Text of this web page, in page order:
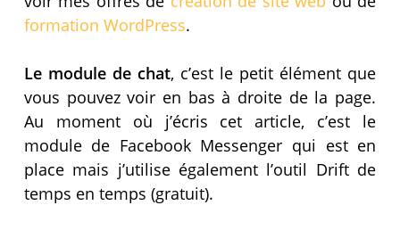
formation WordPress.
Le module de chat, c’est le petit élément que
vous pouvez voir en bas à droite de la page.
Au moment où j’écris cet article, c’est le
module de Facebook Messenger qui est en
place mais j’utilise également l’outil Drift de
temps en temps (gratuit).